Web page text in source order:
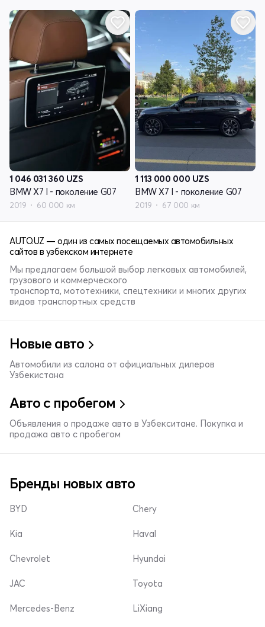
1 046 031 360 UZS
BMW X7 I - поколение G07
2019 60 000 км
1 113 000 000 UZS
BMW X7 I - поколение G07
2019 67 000 км
AUTO.UZ — один из самых посещаемых автомобильных
сайтов в узбекском интернете
Мы предлагаем большой выбор легковых автомобилей,
грузового и коммерческого
транспорта, мототехники, спецтехники и многих других
видов транспортных средств
Новые авто
Автомобили из салона от официальных дилеров
Узбекистана
Авто с пробегом
Объявления о продаже авто в Узбекситане. Покупка и
продажа авто с пробегом
Бренды новых авто
BYD
Kia
Chevrolet
Chery
Haval
Hyundai
JAC
Mercedes-Benz
Toyota
LiXiang